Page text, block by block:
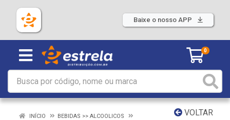
Baixe o nosso APP
0
VOLTAR
INÍCIO
BEBIDAS >> ALCOOLICOS